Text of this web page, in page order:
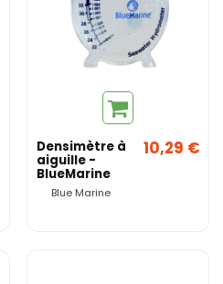
Densimètre à
aiguille -
BlueMarine
Blue Marine
10,29 €